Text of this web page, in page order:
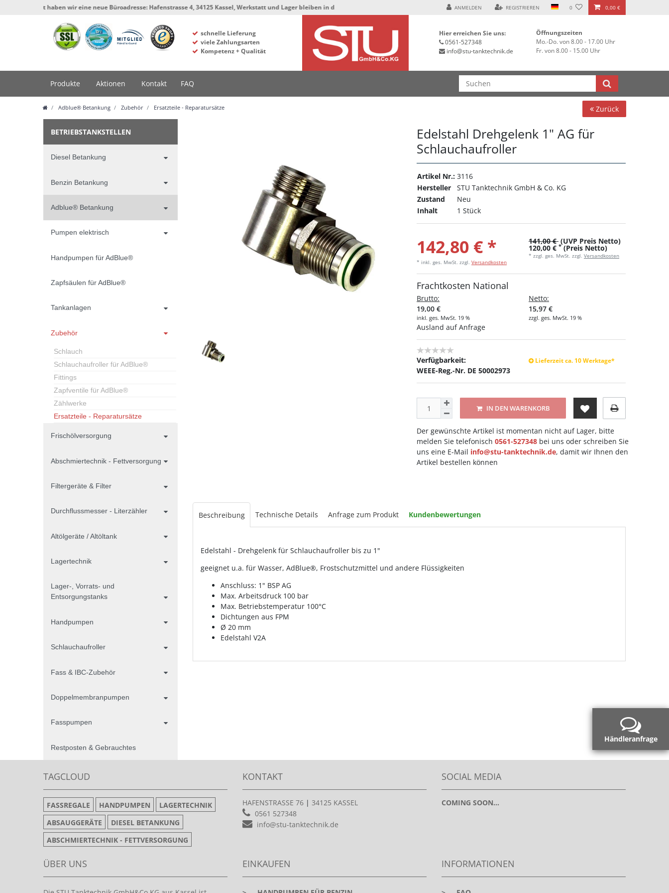
sofort haben wir eine neue Büroadresse: Hafenstrasse 4, 34125 Kassel, Werkstatt und Lager bleiben in der Hafenstrasse 76, 34125 Kassel *** ANMELDEN REGISTRIEREN 0 0,00 €
schnelle Lieferung
viele Zahlungsarten
Kompetenz + Qualität
Hier erreichen Sie uns:
0561-527348
info@stu-tanktechnik.de
Öffnungszeiten
Mo.-Do. von 8.00 - 17.00 Uhr
Fr. von 8.00 - 15.00 Uhr
Händleranfrage
Produkte Aktionen Kontakt FAQ
Adblue® Betankung Zubehör Ersatzteile - Reparatursätze Zurück
BETRIEBSTANKSTELLEN
Diesel Betankung
Benzin Betankung
Adblue® Betankung
Pumpen elektrisch
Handpumpen für AdBlue®
Zapfsäulen für AdBlue®
Tankanlagen
Zubehör
Schlauch
Schlauchaufroller für AdBlue®
Fittings
Zapfventile für AdBlue®
Zählwerke
Ersatzteile - Reparatursätze
Frischölversorgung
Abschmiertechnik - Fettversorgung
Filtergeräte & Filter
Durchflussmesser - Literzähler
Altölgeräte / Altöltank
Lagertechnik
Lager-, Vorrats- und
Entsorgungstanks
Handpumpen
Schlauchaufroller
Fass & IBC-Zubehör
Doppelmembranpumpen
Fasspumpen
Restposten & Gebrauchtes
Edelstahl Drehgelenk 1" AG für
Schlauchaufroller
Artikel Nr.: 3116
Hersteller
STU Tanktechnik GmbH & Co. KG
Zustand
Neu
Inhalt
1 Stück
142,80 € *
* inkl. ges. MwSt. zzgl. Versandkosten
141,00 € (UVP Preis Netto)
120,00 € * (Preis Netto)
* zzgl. ges. MwSt. zzgl. Versandkosten
Frachtkosten National
Brutto:
19,00 €
inkl. ges. MwSt. 19 %
Netto:
15,97 €
zzgl. ges. MwSt. 19 %
Ausland auf Anfrage
Verfügbarkeit: Lieferzeit ca. 10 Werktage*
WEEE-Reg.-Nr. DE 50002973
IN DEN WARENKORB
Der gewünschte Artikel ist momentan nicht auf Lager, bitte
melden Sie telefonisch 0561-527348 bei uns oder schreiben Sie
uns eine E-Mail info@stu-tanktechnik.de, damit wir Ihnen den
Artikel bestellen können
Beschreibung Technische Details Anfrage zum Produkt Kundenbewertungen
Edelstahl - Drehgelenk für Schlauchaufroller bis zu 1"
geeignet u.a. für Wasser, AdBlue®, Frostschutzmittel und andere Flüssigkeiten
Anschluss: 1" BSP AG
Max. Arbeitsdruck 100 bar
Max. Betriebstemperatur 100°C
Dichtungen aus FPM
Ø 20 mm
Edelstahl V2A
TAGCLOUD
FASSREGALE HANDPUMPEN
LAGERTECHNIK
ABSAUGGERÄTE
DIESEL BETANKUNG
ABSCHMIERTECHNIK - FETTVERSORGUNG
KONTAKT
HAFENSTRASSE 76 | 34125 KASSEL
0561 527348
info@stu-tanktechnik.de
SOCIAL MEDIA
COMING SOON...
ÜBER UNS EINKAUFEN INFORMATIONEN